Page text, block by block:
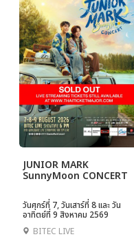
JUNIOR MARK
SunnyMoon CONCERT
วันศุกร์ที่ 7, วันเสาร์ที่ 8 และ วัน
อาทิตย์ที่ 9 สิงหาคม 2569
BITEC LIVE